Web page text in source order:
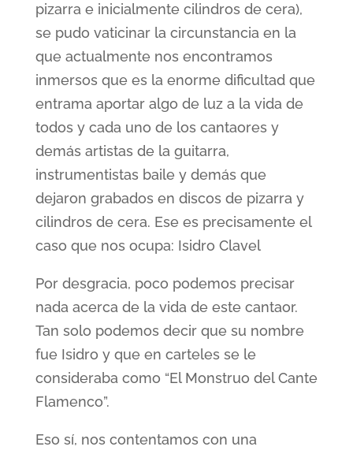
pizarra e inicialmente cilindros de cera),
se pudo vaticinar la circunstancia en la
que actualmente nos encontramos
inmersos que es la enorme dificultad que
entrama aportar algo de luz a la vida de
todos y cada uno de los cantaores y
demás artistas de la guitarra,
instrumentistas baile y demás que
dejaron grabados en discos de pizarra y
cilindros de cera. Ese es precisamente el
caso que nos ocupa: Isidro Clavel
Por desgracia, poco podemos precisar
nada acerca de la vida de este cantaor.
Tan solo podemos decir que su nombre
fue Isidro y que en carteles se le
consideraba como “El Monstruo del Cante
Flamenco”.
Eso sí, nos contentamos con una